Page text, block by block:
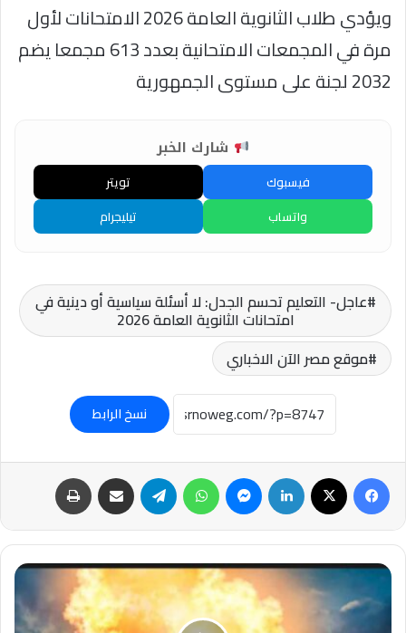
ويؤدي طلاب الثانوية العامة 2026 الامتحانات لأول
مرة في المجمعات الامتحانية بعدد 613 مجمعا يضم
2032 لجنة على مستوى الجمهورية
شارك الخبر
فيسبوك
تويتر
واتساب
تيليجرام
عاجل- التعليم تحسم الجدل: لا أسئلة سياسية أو دينية في
امتحانات الثانوية العامة 2026
موقع مصر الآن الاخباري
نسخ الرابط
فيسبوك لينكدإن ماسنجر واتساب تيلقرام مشاركة عبر البريد
عاجل-
مصرع
طيار